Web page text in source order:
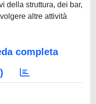
della struttura, dei bar,
altre attività
completa